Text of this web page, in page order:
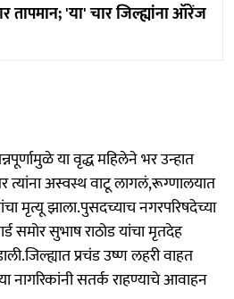
तापमान; 'या' चार जिल्ह्यांना ऑरेंज
या वृद्ध महिलेने भर उन्हात
त्यांना अस्वस्थ वाटू लागलं,रूग्णालयात
मृत्यू झाला.पुसदच्याच नगरपरिषदेच्या
समोर सुभाष राठोड यांचा मृतदेह
प्रचंड उष्ण लहरी वाहत
नागरिकांनी सतर्क राहण्याचे आवाहन